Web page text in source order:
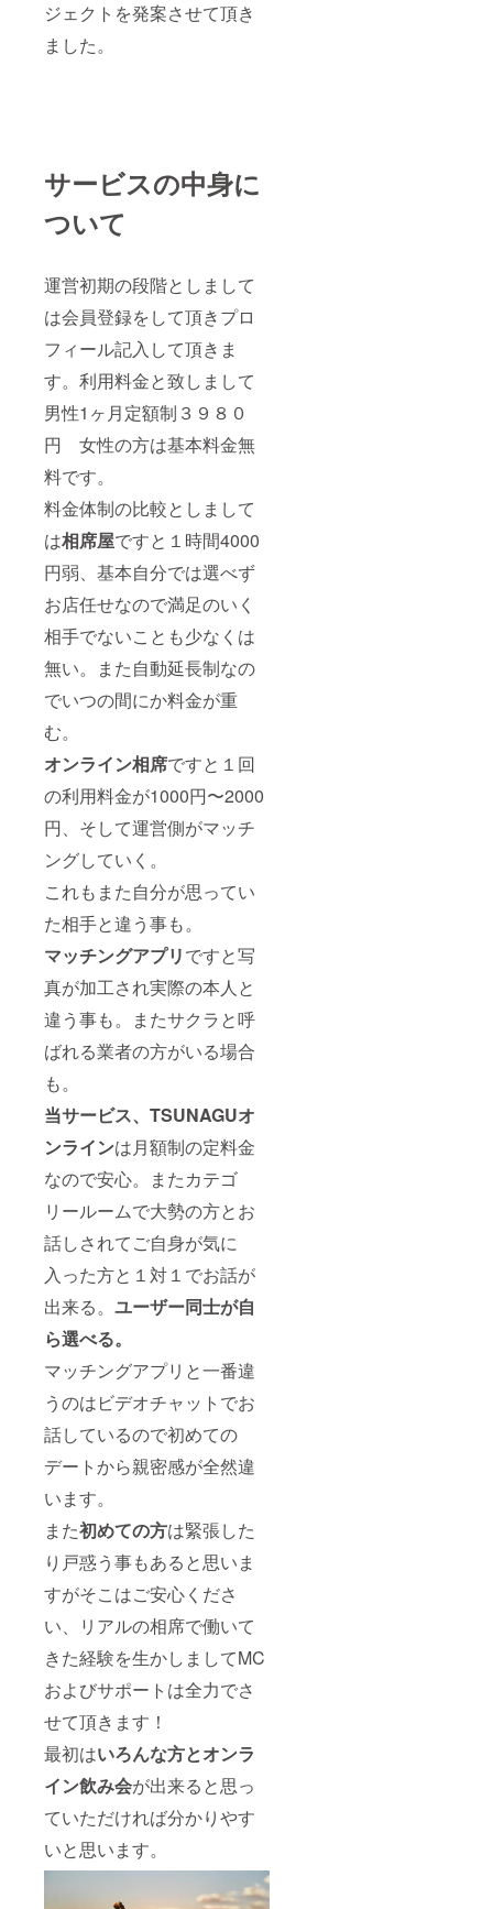
ジェクトを発案させて頂き
ました。
サービスの中身に
ついて
運営初期の段階としまして
は会員登録をして頂きプロ
フィール記入して頂きま
す。利用料金と致しまして
男性1ヶ月定額制３９８０
円 女性の方は基本料金無
料です。
料金体制の比較としまして
は相席屋ですと１時間4000
円弱、基本自分では選べず
お店任せなので満足のいく
相手でないことも少なくは
無い。また自動延長制なの
でいつの間にか料金が重
む。
オンライン相席ですと１回
の利用料金が1000円〜2000
円、そして運営側がマッチ
ングしていく。
これもまた自分が思ってい
た相手と違う事も。
マッチングアプリですと写
真が加工され実際の本人と
違う事も。またサクラと呼
ばれる業者の方がいる場合
も。
当サービス、TSUNAGUオ
ンラインは月額制の定料金
なので安心。またカテゴ
リールームで大勢の方とお
話しされてご自身が気に
入った方と１対１でお話が
出来る。 ユーザー同士が自
ら選べる。
マッチングアプリと一番違
うのはビデオチャットでお
話しているので初めての
デートから親密感が全然違
います。
また初めての方は緊張した
り戸惑う事もあると思いま
すがそこはご安心くださ
い、リアルの相席で働いて
きた経験を生かしましてMC
およびサポートは全力でさ
せて頂きます！
最初はいろんな方とオンラ
イン飲み会が出来ると思っ
ていただければ分かりやす
いと思います。